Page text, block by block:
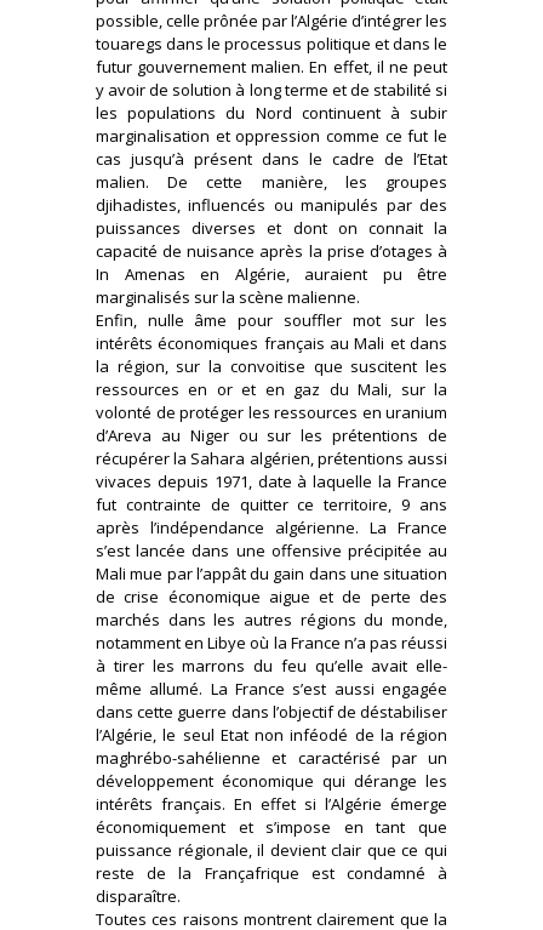
possible, celle prônée par l’Algérie d’intégrer les
touaregs dans le processus politique et dans le
futur gouvernement malien. En effet, il ne peut
y avoir de solution à long terme et de stabilité si
les populations du Nord continuent à subir
marginalisation et oppression comme ce fut le
cas jusqu’à présent dans le cadre de l’Etat
malien. De cette manière, les groupes
djihadistes, influencés ou manipulés par des
puissances diverses et dont on connait la
capacité de nuisance après la prise d’otages à
In Amenas en Algérie, auraient pu être
marginalisés sur la scène malienne.
Enfin, nulle âme pour souffler mot sur les
intérêts économiques français au Mali et dans
la région, sur la convoitise que suscitent les
ressources en or et en gaz du Mali, sur la
volonté de protéger les ressources en uranium
d’Areva au Niger ou sur les prétentions de
récupérer la Sahara algérien, prétentions aussi
vivaces depuis 1971, date à laquelle la France
fut contrainte de quitter ce territoire, 9 ans
après l’indépendance algérienne. La France
s’est lancée dans une offensive précipitée au
Mali mue par l’appât du gain dans une situation
de crise économique aigue et de perte des
marchés dans les autres régions du monde,
notamment en Libye où la France n’a pas réussi
à tirer les marrons du feu qu’elle avait elle-
même allumé. La France s’est aussi engagée
dans cette guerre dans l’objectif de déstabiliser
l’Algérie, le seul Etat non inféodé de la région
maghrébo-sahélienne et caractérisé par un
développement économique qui dérange les
intérêts français. En effet si l’Algérie émerge
économiquement et s’impose en tant que
puissance régionale, il devient clair que ce qui
reste de la Françafrique est condamné à
disparaître.
Toutes ces raisons montrent clairement que la